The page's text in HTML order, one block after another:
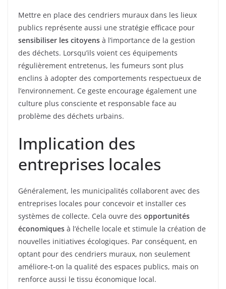
Mettre en place des cendriers muraux dans les lieux
publics représente aussi une stratégie efficace pour
sensibiliser les citoyens à l’importance de la gestion
des déchets. Lorsqu’ils voient ces équipements
régulièrement entretenus, les fumeurs sont plus
enclins à adopter des comportements respectueux de
l’environnement. Ce geste encourage également une
culture plus consciente et responsable face au
problème des déchets urbains.
Implication des
entreprises locales
Généralement, les municipalités collaborent avec des
entreprises locales pour concevoir et installer ces
systèmes de collecte. Cela ouvre des opportunités
économiques à l’échelle locale et stimule la création de
nouvelles initiatives écologiques. Par conséquent, en
optant pour des cendriers muraux, non seulement
améliore-t-on la qualité des espaces publics, mais on
renforce aussi le tissu économique local.